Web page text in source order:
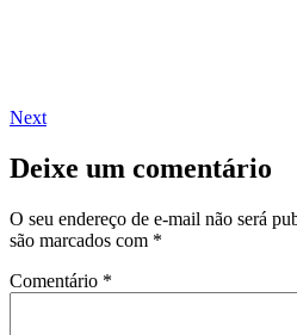
Next
Deixe um comentário
O seu endereço de e-mail não será
são marcados com *
Comentário *